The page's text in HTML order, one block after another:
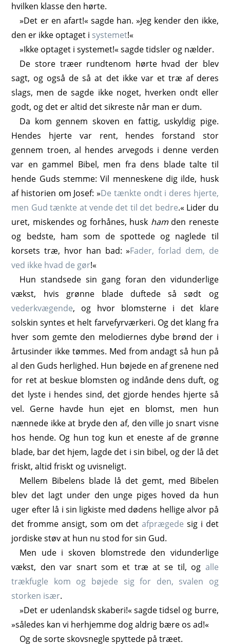
hvilken klasse den hørte.
»Det er en afart!« sagde han. »Jeg kender den ikke,
den er ikke optaget i systemet!«
»Ikke optaget i systemet!« sagde tidsler og nælder.
De store træer rundtenom hørte hvad der blev
sagt, og også de så at det ikke var et træ af deres
slags, men de sagde ikke noget, hverken ondt eller
godt, og det er altid det sikreste når man er dum.
Da kom gennem skoven en fattig, uskyldig pige.
Hendes hjerte var rent, hendes forstand stor
gennem troen, al hendes arvegods i denne verden
var en gammel Bibel, men fra dens blade talte til
hende Guds stemme: Vil menneskene dig ilde, husk
af historien om Josef: »De tænkte ondt i deres hjerte,
men Gud tænkte at vende det til det bedre.« Lider du
uret, miskendes og forhånes, husk hamden reneste
og bedste, ham som de spottede og naglede til
korsets træ, hvor han bad: »Fader, forlad dem, de
ved ikke hvad de gør!«
Hun standsede sin gang foran den vidunderlige
vækst, hvis grønne blade duftede så sødt og
vederkvægende, og hvor blomsterne i det klare
solskin syntes et helt farvefyrværkeri. Og det klang fra
hver som gemte den melodiernes dybe brønd der i
årtusinder ikke tømmes. Med from andagt så hun på
al den Guds herlighed. Hun bøjede en af grenene ned
for ret at beskue blomsten og indånde dens duft, og
det lyste i hendes sind, det gjorde hendes hjerte så
vel. Gerne havde hun ejet en blomst, men hun
nænnede ikke at bryde den af, den ville jo snart visne
hos hende. Og hun tog kun et eneste af de grønne
blade, bar det hjem, lagde det i sin bibel, og der lå det
friskt, altid friskt og uvisneligt.
Mellem Bibelens blade lå det gemt, med Bibelen
blev det lagt under den unge piges hoved da hun
uger efter lå i sin ligkiste med dødens hellige alvor på
det fromme ansigt, som om detafprægede sig i det
jordiske støv at hun nu stod for sin Gud.
Men ude i skoven blomstrede den vidunderlige
vækst, den var snart som et træ at se til, og alle
trækfugle kom og bøjede sig for den, svalen og
storken især.
»Det er udenlandsk skaberi!« sagde tidsel og burre,
»således kan vi herhjemme dog aldrig bære os ad!«
Og de sorte skovsnegle spyttede på træet.